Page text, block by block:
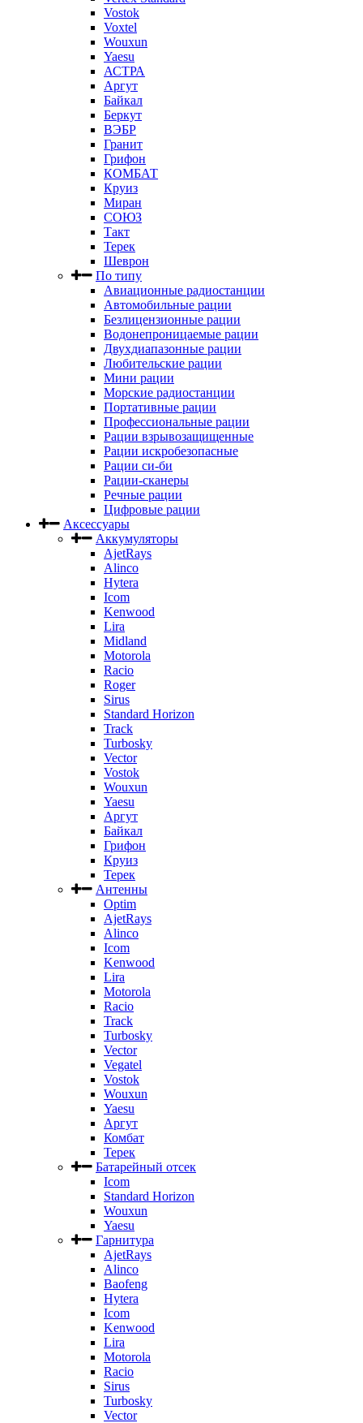
Vostok
Voxtel
Wouxun
Yaesu
АСТРА
Аргут
Байкал
Беркут
ВЭБР
Гранит
Грифон
КОМБАТ
Круиз
Миран
СОЮЗ
Такт
Терек
Шеврон
По типу
Авиационные радиостанции
Автомобильные рации
Безлицензионные рации
Водонепроницаемые рации
Двухдиапазонные рации
Любительские рации
Мини рации
Морские радиостанции
Портативные рации
Профессиональные рации
Рации взрывозащищенные
Рации искробезопасные
Рации си-би
Рации-сканеры
Речные рации
Цифровые рации
Аксессуары
Аккумуляторы
AjetRays
Alinco
Hytera
Icom
Kenwood
Lira
Midland
Motorola
Racio
Roger
Sirus
Standard Horizon
Track
Turbosky
Vector
Vostok
Wouxun
Yaesu
Аргут
Байкал
Грифон
Круиз
Терек
Антенны
Optim
AjetRays
Alinco
Icom
Kenwood
Lira
Motorola
Racio
Track
Turbosky
Vector
Vegatel
Vostok
Wouxun
Yaesu
Аргут
Комбат
Терек
Батарейный отсек
Icom
Standard Horizon
Wouxun
Yaesu
Гарнитура
AjetRays
Alinco
Baofeng
Hytera
Icom
Kenwood
Lira
Motorola
Racio
Sirus
Turbosky
Vector